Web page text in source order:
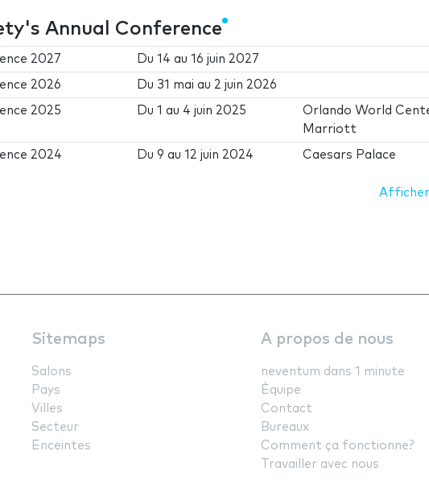
Annual Conference
2027 Du14 au16 juin 2027
2026 Du 31 mai au 2 juin 2026
2025 Du1 au 4 juin 2025
Orlando World
Marriott
2024 Du9 au12 juin 2024 Caesars Palace
Sitemaps
Salons
Pays
Villes
Secteur
Enceintes
A propos de nous
neventum dans 1 minute
Équipe
Contact
Bureaux
Comment ça fonctionne?
Travailler avec nous